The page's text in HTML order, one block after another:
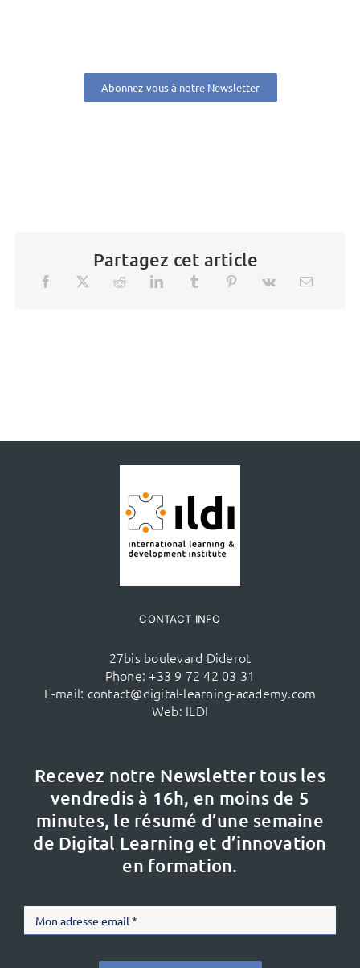
Abonnez-vous à notre Newsletter
Partagez cet article
CONTACT INFO
27bis boulevard Diderot
Phone: +33 9 72 42 03 31
E-mail: contact@digital-learning-academy.com
Web: ILDI
Recevez notre Newsletter tous les
vendredis à 16h, en moins de 5
minutes, le résumé d’une semaine
de Digital Learning et d’innovation
en formation.